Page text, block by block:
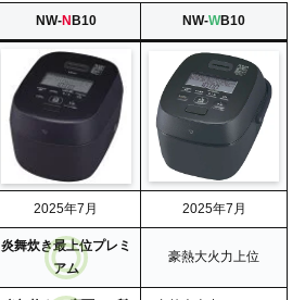
NW-NB10 NW-WB10
2025年7月 2025年7月
炎舞炊き最上位プレミ
アム
豪熱大火力上位